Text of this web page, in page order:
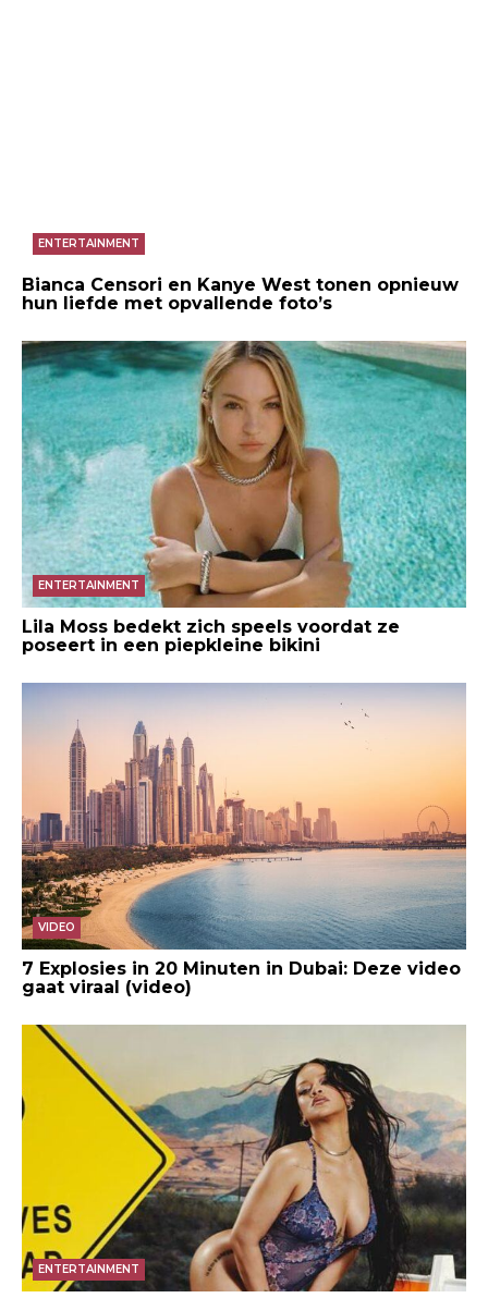
ENTERTAINMENT
Bianca Censori en Kanye West tonen opnieuw
hun liefde met opvallende foto’s
ENTERTAINMENT
Lila Moss bedekt zich speels voordat ze
poseert in een piepkleine bikini
VIDEO
7 Explosies in 20 Minuten in Dubai: Deze video
gaat viraal (video)
ENTERTAINMENT